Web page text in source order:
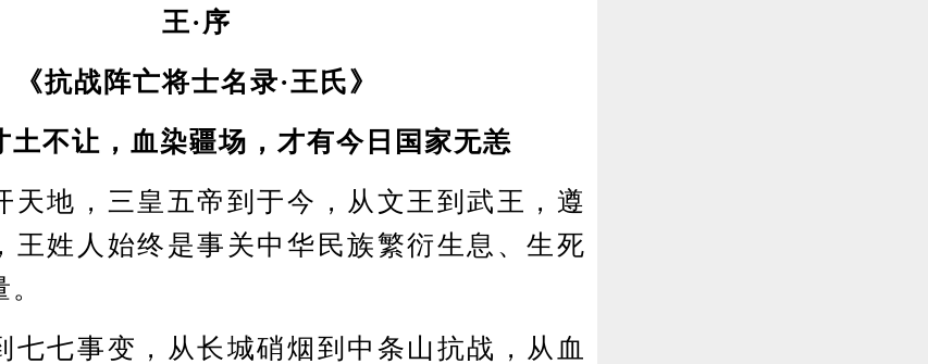
王·序
《抗战阵亡将士名录·王氏》
不让，血染疆场，才有今日国家无恙
地，三皇五帝到于今，从文王到武王，遵
王姓人始终是事关中华民族繁衍生息、生死
七事变，从长城硝烟到中条山抗战，从血